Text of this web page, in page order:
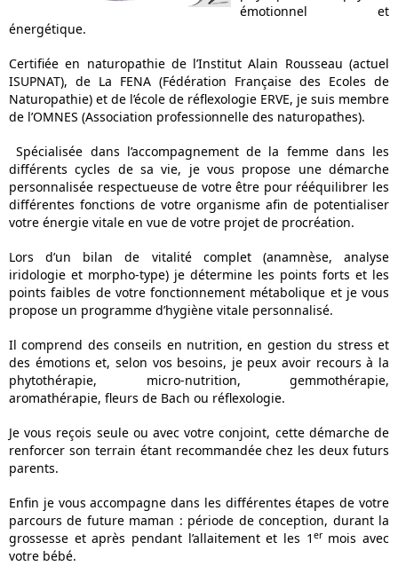
émotionnel et
énergétique.
Certifiée en naturopathie de l’Institut Alain Rousseau (actuel
ISUPNAT), de La FENA (Fédération Française des Ecoles de
Naturopathie) et de l’école de réflexologie ERVE, je suis membre
de l’OMNES (Association professionnelle des naturopathes).
Spécialisée dans l’accompagnement de la femme dans les
différents cycles de sa vie, je vous propose une démarche
personnalisée respectueuse de votre être pour rééquilibrer les
différentes fonctions de votre organisme afin de potentialiser
votre énergie vitale en vue de votre projet de procréation.
Lors d’un bilan de vitalité complet (anamnèse, analyse
iridologie et morpho-type) je détermine les points forts et les
points faibles de votre fonctionnement métabolique et je vous
propose un programme d’hygiène vitale personnalisé.
Il comprend des conseils en nutrition, en gestion du stress et
des émotions et, selon vos besoins, je peux avoir recours à la
phytothérapie, micro-nutrition, gemmothérapie,
aromathérapie, fleurs de Bach ou réflexologie.
Je vous reçois seule ou avec votre conjoint, cette démarche de
renforcer son terrain étant recommandée chez les deux futurs
parents.
Enfin je vous accompagne dans les différentes étapes de votre
parcours de future maman : période de conception, durant la
grossesse et après pendant l’allaitement et les 1 ermois avec
votre bébé.